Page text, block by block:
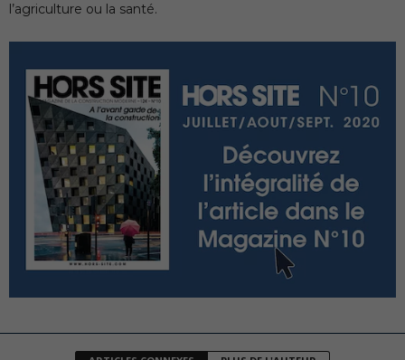
l’agriculture ou la santé.